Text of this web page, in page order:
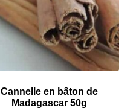
Cannelle en bâton de
Madagascar 50g